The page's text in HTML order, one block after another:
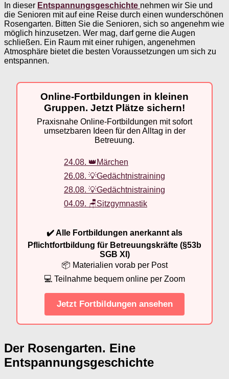
In dieser Entspannungsgeschichte nehmen wir Sie und
die Senioren mit auf eine Reise durch einen wunderschönen
Rosengarten. Bitten Sie die Senioren, sich so angenehm wie
möglich hinzusetzen. Wer mag, darf gerne die Augen
schließen. Ein Raum mit einer ruhigen, angenehmen
Atmosphäre bietet die besten Voraussetzungen um sich zu
entspannen.
Online-Fortbildungen in kleinen
Gruppen. Jetzt Plätze sichern!
Praxisnahe Online-Fortbildungen mit sofort
umsetzbaren Ideen für den Alltag in der
Betreuung.
24.08. 👑Märchen
26.08. 💡Gedächtnistraining
28.08. 💡Gedächtnistraining
04.09. 🪑Sitzgymnastik
✔️ Alle Fortbildungen anerkannt als
Pflichtfortbildung für Betreuungskräfte (§53b
SGB XI)
📦 Materialien vorab per Post
💻 Teilnahme bequem online per Zoom
Jetzt Fortbildungen ansehen
Der Rosengarten. Eine
Entspannungsgeschichte